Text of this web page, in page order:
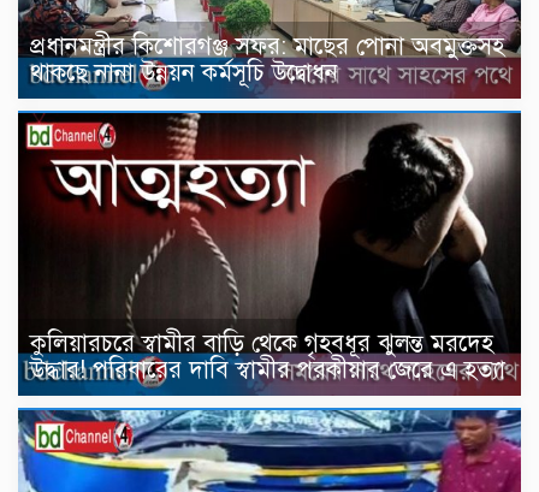
প্রধানমন্ত্রীর কিশোরগঞ্জ সফর: মাছের পোনা অবমুক্তসহ
থাকছে নানা উন্নয়ন কর্মসূচি উদ্বোধন
কুলিয়ারচরে স্বামীর বাড়ি থেকে গৃহবধূর ঝুলন্ত মরদেহ
উদ্ধার! পরিবারের দাবি স্বামীর পরকীয়ার জেরে এ হত্যা